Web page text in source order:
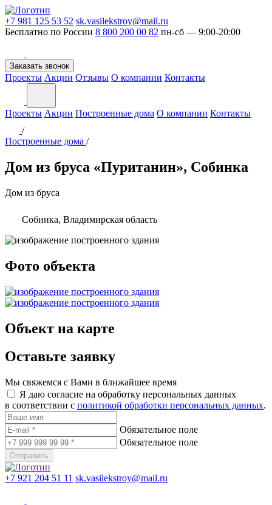
+7 981 125 53 52 sk.vasilekstroy@mail.ru
Бесплатно по России 8 800 200 00 82 пн-сб — 9:00-20:00
Заказать звонок
Проекты Акции Отзывы О компании Контакты
Проекты Акции Построенные дома О компании Контакты
/
Построенные дома /
Дом из бруса «Пуританин», Собинка
Дом из бруса
Собинка, Владимирская область
Фото объекта
Объект на карте
Оставьте заявку
Мы свяжемся с Вами в ближайшее время
Я даю согласие на обработку персональных данных
в соответствии с политикой обработки персональных данных.
Обязательное поле
Обязательное поле
Отправить
+7 921 204 51 11 sk.vasilekstroy@mail.ru